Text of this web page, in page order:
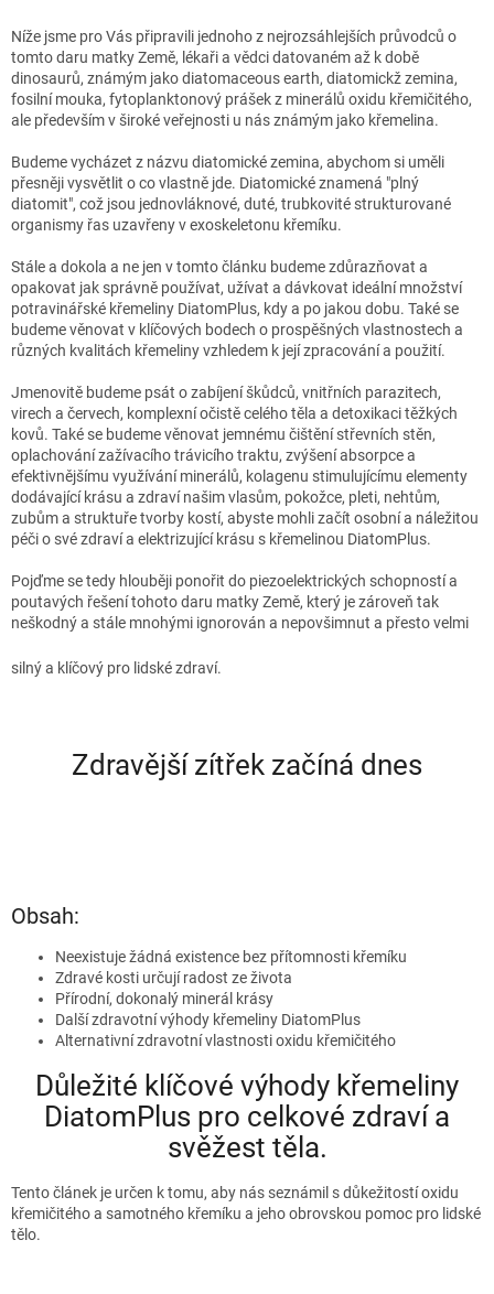
Níže jsme pro Vás připravili jednoho z nejrozsáhlejších průvodců o
tomto daru matky Země, lékaři a vědci datovaném až k době
dinosaurů, známým jako diatomaceous earth, diatomickž zemina,
fosilní mouka, fytoplanktonový prášek z minerálů oxidu křemičitého,
ale především v široké veřejnosti u nás známým jako křemelina.
Budeme vycházet z názvu diatomické zemina, abychom si uměli
přesněji vysvětlit o co vlastně jde. Diatomické znamená "plný
diatomit", což jsou jednovláknové, duté, trubkovité strukturované
organismy řas uzavřeny v exoskeletonu křemíku.
Stále a dokola a ne jen v tomto článku budeme zdůrazňovat a
opakovat jak správně používat, užívat a dávkovat ideální množství
potravinářské křemeliny DiatomPlus, kdy a po jakou dobu. Také se
budeme věnovat v klíčových bodech o prospěšných vlastnostech a
různých kvalitách křemeliny vzhledem k její zpracování a použití.
Jmenovitě budeme psát o zabíjení škůdců, vnitřních parazitech,
virech a červech, komplexní očistě celého těla a detoxikaci těžkých
kovů. Také se budeme věnovat jemnému čištění střevních stěn,
oplachování zažívacího trávicího traktu, zvýšení absorpce a
efektivnějšímu využívání minerálů, kolagenu stimulujícímu elementy
dodávající krásu a zdraví našim vlasům, pokožce, pleti, nehtům,
zubům a struktuře tvorby kostí, abyste mohli začít osobní a náležitou
péči o své zdraví a elektrizující krásu s křemelinou DiatomPlus.
Pojďme se tedy hlouběji ponořit do piezoelektrických schopností a
poutavých řešení tohoto daru matky Země, který je zároveň tak
neškodný a stále mnohými ignorován a nepovšimnut a přesto velmi
silný a klíčový pro lidské zdraví.
Zdravější zítřek začíná dnes
Obsah:
Neexistuje žádná existence bez přítomnosti křemíku
Zdravé kosti určují radost ze života
Přírodní, dokonalý minerál krásy
Další zdravotní výhody křemeliny DiatomPlus
Alternativní zdravotní vlastnosti oxidu křemičitého
Důležité klíčové výhody křemeliny
DiatomPlus pro celkové zdraví a
svěžest těla.
Tento článek je určen k tomu, aby nás seznámil s důkežitostí oxidu
křemičitého a samotného křemíku a jeho obrovskou pomoc pro lidské
tělo.